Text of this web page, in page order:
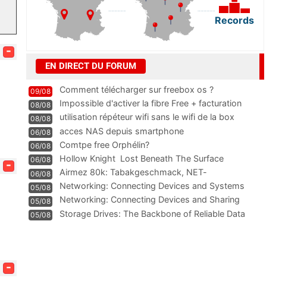
-
-
-
Records
EN DIRECT DU FORUM
09/08 Comment télécharger sur freebox os ?
08/08
Impossible d'activer la fibre Free + facturation
résiliation
08/08 utilisation répéteur wifi sans le wifi de la box
06/08 acces NAS depuis smartphone
06/08 Comtpe free Orphélin?
06/08 Hollow Knight  Lost Beneath The Surface
06/08
Airmez 80k: Tabakgeschmack, NET-
Technologie und Leistung im
05/08 Networking: Connecting Devices and Systems
05/08
Networking: Connecting Devices and Sharing
Information
05/08
Storage Drives: The Backbone of Reliable Data